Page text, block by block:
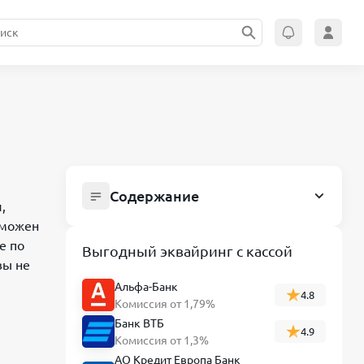
по
не
Содержание
налогов
Как развивается взыскание
задолженности: пошагово
Этап 1. Просрочка и начисление
Выгодный эквайринг с кассой
Альфа-Банк
Комиссия от 1,79%
4.8
Банк ВТБ
Комиссия от 1,3%
4.9
АО Кредит Европа Банк